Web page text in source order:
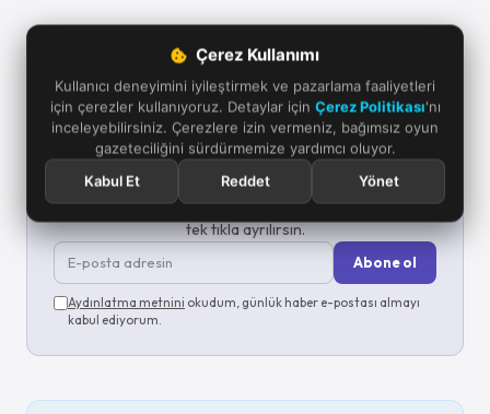
Çerez Kullanımı
Kullanıcı deneyimini iyileştirmek ve pazarlama faaliyetleri
için çerezler kullanıyoruz. Detaylar için Çerez Politikası'nı
inceleyebilirsiniz. Çerezlere izin vermeniz, bağımsız oyun
gazeteciliğini sürdürmemize yardımcı oluyor.
Kabul Et
Reddet Yönet
Günün oyun haberleri e-postana gelsin
Her sabah 09.00'da son 24 saatin öne çıkan oyun
haberlerini tek mailde derliyoruz. Kaçırma; istediğin an
tek tıkla ayrılırsın.
Abone ol
Aydınlatma metnini okudum, günlük haber e-postası almayı
kabul ediyorum.